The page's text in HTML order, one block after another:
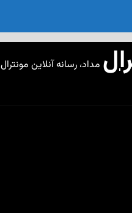
مداد، رسانه آنلاین مونترال